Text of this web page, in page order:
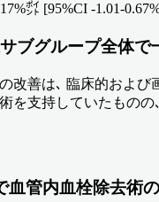
㌽ [95%CI -1.01-
ブグループ全体で
改善は､ 臨床的およ
を支持していたものの
血管内血栓除去術